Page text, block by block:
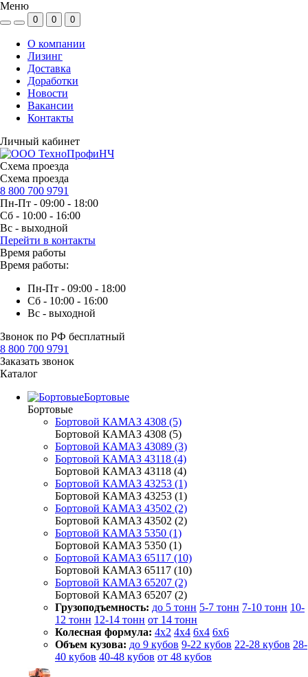
Меню
0 0 0
О компании
Лизинг
Доставка
Доработки
Новости
Вакансии
Контакты
Личный кабинет
Схема проезда
Схема проезда
8 800 700 9791
Пн-Пт - 09:00 - 18:00
Сб - 10:00 - 16:00
Вс - выходной
Перейти в контакты
Время работы
Время работы:
Пн-Пт - 09:00 - 18:00
Сб - 10:00 - 16:00
Вс - выходной
Звонок по РФ бесплатный
8 800 700 9791
Заказать звонок
Каталог
Бортовые
Бортовые
Бортовой КАМАЗ 4308 (5)
Бортовой КАМАЗ 4308 (5)
Бортовой КАМАЗ 43089 (3)
Бортовой КАМАЗ 43118 (4)
Бортовой КАМАЗ 43118 (4)
Бортовой КАМАЗ 43253 (1)
Бортовой КАМАЗ 43253 (1)
Бортовой КАМАЗ 43502 (2)
Бортовой КАМАЗ 43502 (2)
Бортовой КАМАЗ 5350 (1)
Бортовой КАМАЗ 5350 (1)
Бортовой КАМАЗ 65117 (10)
Бортовой КАМАЗ 65117 (10)
Бортовой КАМАЗ 65207 (2)
Бортовой КАМАЗ 65207 (2)
Грузоподъемность: до 5 тонн 5-7 тонн 7-10 тонн 10-
12 тонн 12-14 тонн от 14 тонн
Колесная формула: 4x2 4x4 6x4 6x6
Объем кузова: до 9 кубов 9-22 кубов 22-28 кубов 28-
40 кубов 40-48 кубов от 48 кубов